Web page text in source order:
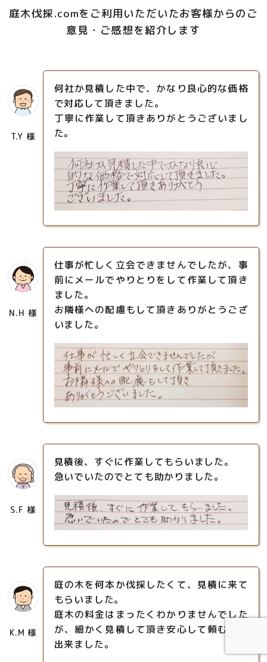
庭木伐採.comをご利用いただいたお客様からのご
意見・ご感想を紹介します
T.Y 様
何社か見積した中で、かなり良心的な価格
で対応して頂きました。
丁寧に作業して頂きありがとうございまし
た。
N.H 様
仕事が忙しく立会できませんでしたが、事
前にメールでやりとりをして作業して頂き
ました。
お隣様への配慮もして頂きありがとうござ
いました。
S.F 様
見積後、すぐに作業してもらいました。
急いでいたのでとても助かりました。
K.M 様
庭の木を何本か伐採したくて、見積に来て
もらいました。
庭木の料金はまったくわかりませんでした
が、細かく見積して頂き安心して頼む事が
出来ました。